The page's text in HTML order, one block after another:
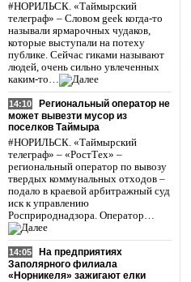
#НОРИЛЬСК. «Таймырский
телеграф» – Словом geek когда-то
называли ярмарочных чудаков,
которые выступали на потеху
публике. Сейчас гиками называют
людей, очень сильно увлеченных
каким-то…
14:10
Региональный оператор не
может вывезти мусор из
поселков Таймыра
#НОРИЛЬСК. «Таймырский
телеграф» – «РостТех» –
региональный оператор по вывозу
твердых коммунальных отходов –
подало в краевой арбитражный суд
иск к управлению
Росприроднадзора. Оператор…
14:05
На предприятиях
Заполярного филиала
«Норникеля» зажигают елки